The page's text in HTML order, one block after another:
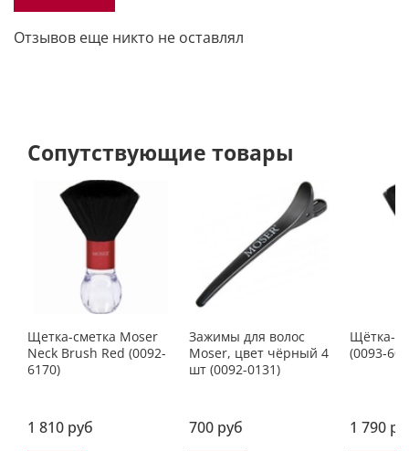
Отзывов еще никто не оставлял
Сопутствующие товары
Щетка-сметка Moser
Neck Brush Red (0092-
6170)
1 810 руб
Зажимы для волос
Moser, цвет чёрный 4
шт (0092-0131)
700 руб
Щётка-
(0093-
1 790